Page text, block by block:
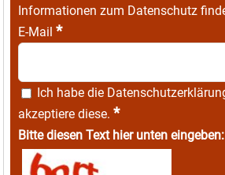
Informationen zum Datenschutz
E-Mail *
Ich habe die
akzeptiere diese. *
Bitte diesen Text hier unten eingeben: